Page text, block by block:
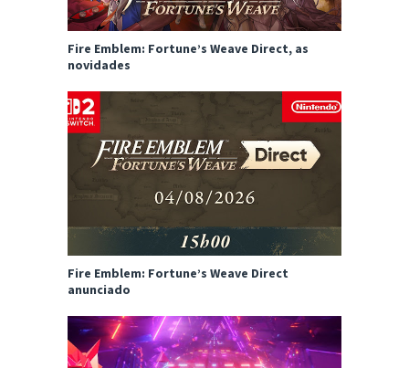
Fire Emblem: Fortune’s Weave Direct, as
novidades
Fire Emblem: Fortune’s Weave Direct
anunciado